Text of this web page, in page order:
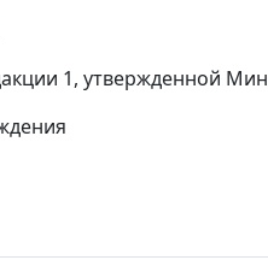
1, утвержденной